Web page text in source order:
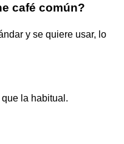
café común?
y se quiere usar, lo
la habitual.